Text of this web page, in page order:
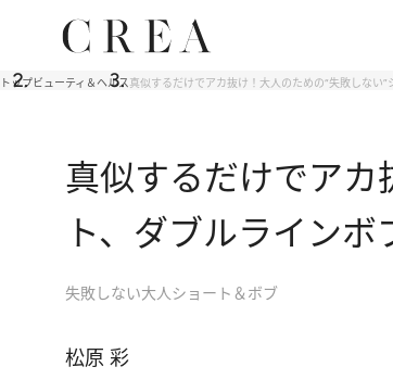
トップビューティ＆ヘルス真似するだけでアカ抜け！大人のための“失敗しない
真似するだけでアカ
ト、ダブルラインボ
失敗しない大人ショート＆ボブ
松原 彩